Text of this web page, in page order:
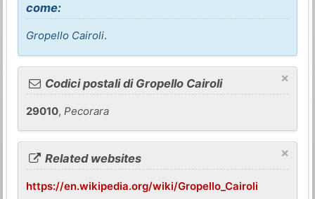
come:
Gropello Cairoli.
×
Codici postali di Gropello Cairoli
29010, Pecorara
×
Related websites
https://en.wikipedia.org/wiki/Gropello_Cairoli